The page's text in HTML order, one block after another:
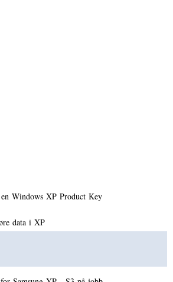
Windows XP Product Key
data i XP